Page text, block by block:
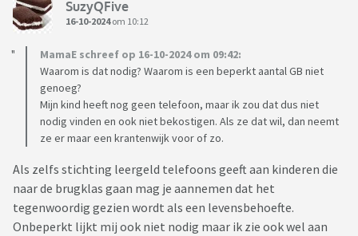
SuzyQFive
16-10-2024om 10:12
MamaE schreef op 16-10-2024 om 09:42:
Waarom is dat nodig? Waarom is een beperkt aantal GB niet
genoeg?
Mijn kind heeft nog geen telefoon, maar ik zou dat dus niet
nodig vinden en ook niet bekostigen. Als ze dat wil, dan neemt
ze er maar een krantenwijk voor of zo.
Als zelfs stichting leergeld telefoons geeft aan kinderen die
naar de brugklas gaan mag je aannemen dat het
tegenwoordig gezien wordt als een levensbehoefte.
Onbeperkt lijkt mij ook niet nodig maar ik zie ook wel aan